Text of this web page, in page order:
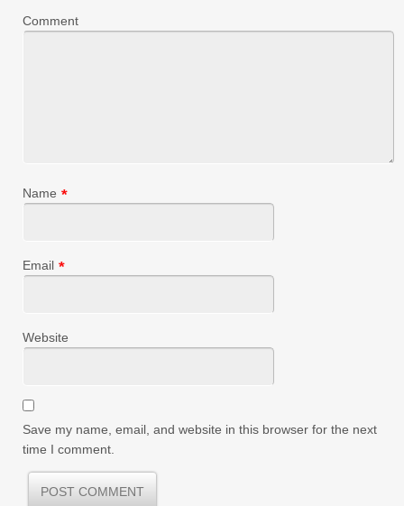
Comment
Name *
Email *
Website
Save my name, email, and website in this browser for the next
time I comment.